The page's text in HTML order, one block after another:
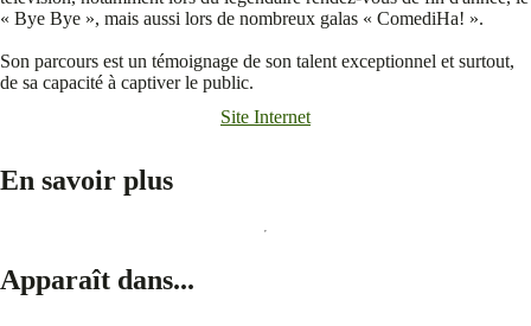
« Bye Bye », mais aussi lors de nombreux galas « ComediHa! ».
Son parcours est un témoignage de son talent exceptionnel et surtout,
de sa capacité à captiver le public.
Site Internet
En savoir plus
Apparaît dans...